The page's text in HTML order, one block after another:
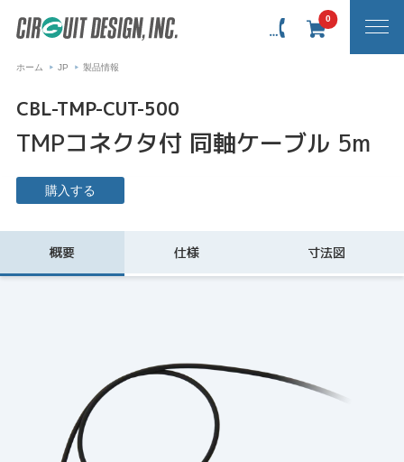
0
ホーム JP 製品情報
CBL-TMP-CUT-500
TMPコネクタ付 同軸ケーブル 5m
購入する
概要 仕様 寸法図